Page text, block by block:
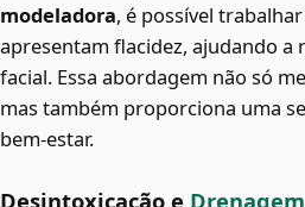
modeladora, é possível
apresentam flacidez, ajudando
facial. Essa abordagem não só
mas também proporciona uma
bem-estar.
Desintoxicação e